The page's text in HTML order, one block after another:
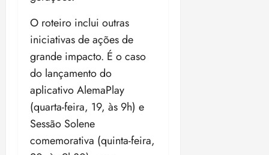
O roteiro inclui outras
iniciativas de ações de
grande impacto. É o caso
do lançamento do
aplicativo AlemaPlay
(quarta-feira, 19, às 9h) e
Sessão Solene
comemorativa (quinta-feira,